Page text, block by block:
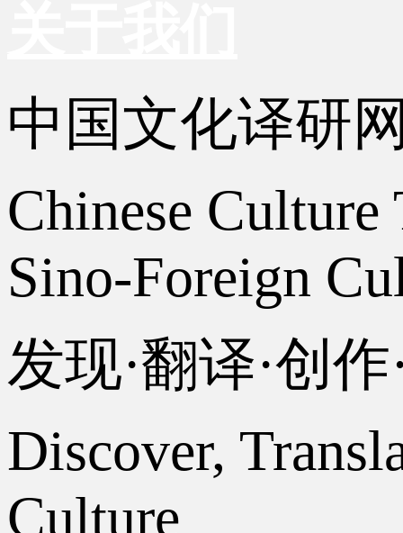
中国文化译研
Chinese
Sino-Foreign
发现·翻译·创
Discover,
Culture